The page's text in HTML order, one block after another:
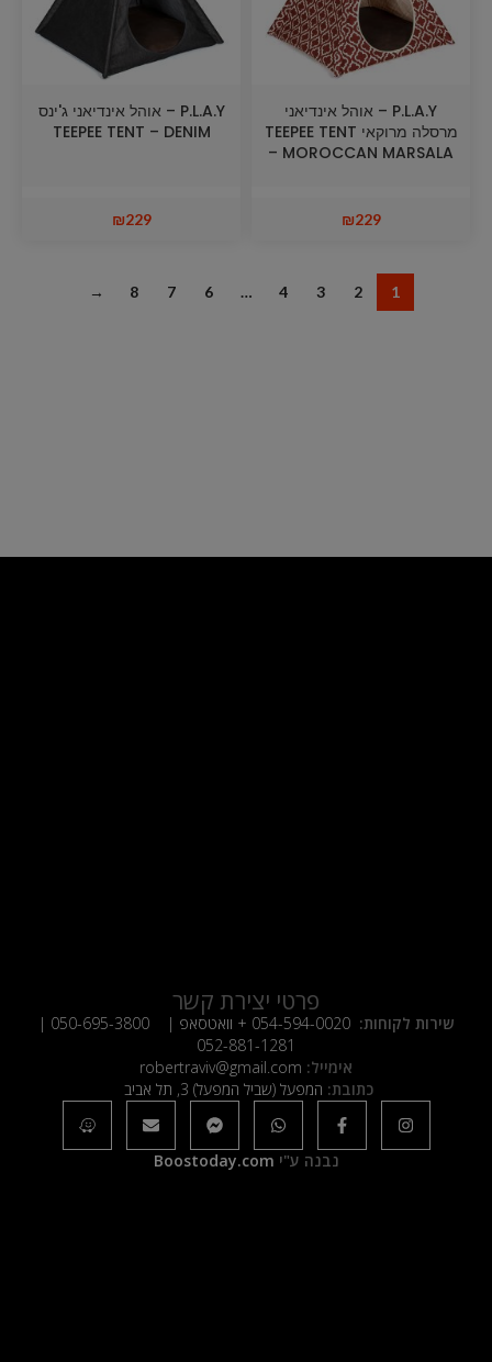
P.L.A.Y – אוהל אינדיאני
מרסלה מרוקאי TEEPEE TENT
– MOROCCAN MARSALA
₪229
P.L.A.Y – אוהל אינדיאני ג'ינס
TEEPEE TENT – DENIM
₪229
1
2
3
4
…
6
7
8
→
פרטי יצירת קשר
שירות לקוחות: 054-594-0020 + וואטסאפ | 050-695-3800
|
052-881-1281
אימייל: robertraviv@gmail.com
כתובת: המפעל (שביל המפעל) 3, תל אביב
נבנה ע"י Boostoday.com